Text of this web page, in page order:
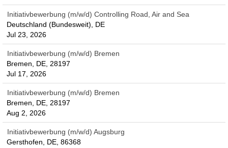
Initiativbewerbung (m/w/d) Controlling Road, Air and Sea
Deutschland (Bundesweit), DE
Jul 23, 2026
Initiativbewerbung (m/w/d) Bremen
Bremen, DE, 28197
Jul 17, 2026
Initiativbewerbung (m/w/d) Bremen
Bremen, DE, 28197
Aug 2, 2026
Initiativbewerbung (m/w/d) Augsburg
Gersthofen, DE, 86368